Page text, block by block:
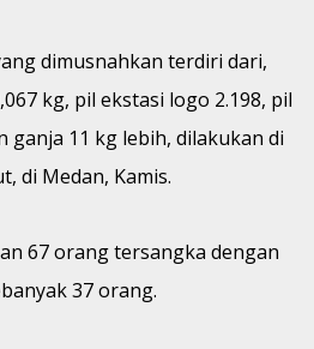
dimusnahkan terdiri dari,
kg, pil ekstasi logo 2.198, pil
ganja 11 kg lebih, dilakukan di
di Medan, Kamis.
67 orang tersangka dengan
37 orang.